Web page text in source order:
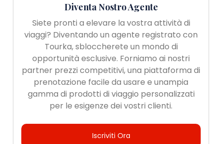
Diventa Nostro Agente
Siete pronti a elevare la vostra attività di
viaggi? Diventando un agente registrato con
Tourka, sbloccherete un mondo di
opportunità esclusive. Forniamo ai nostri
partner prezzi competitivi, una piattaforma di
prenotazione facile da usare e unampia
gamma di prodotti di viaggio personalizzati
per le esigenze dei vostri clienti.
Iscriviti Ora